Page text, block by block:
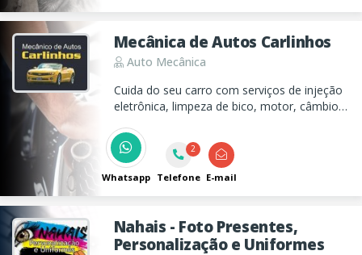
Mecânica de Autos Carlinhos
Auto Mecânica
Cuida do seu carro com serviços de injeção
eletrônica, limpeza de bico, motor, câmbio e
Whatsapp
2
Telefone E-mail
Nahais - Foto Presentes,
Personalização e Uniformes